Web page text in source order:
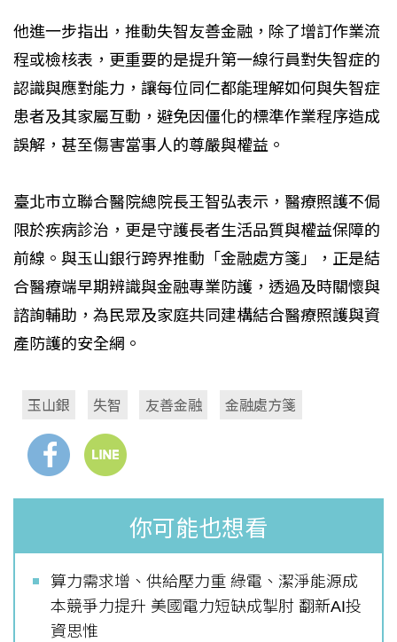
他進一步指出，推動失智友善金融，除了增訂作業流
程或檢核表，更重要的是提升第一線行員對失智症的
認識與應對能力，讓每位同仁都能理解如何與失智症
患者及其家屬互動，避免因僵化的標準作業程序造成
誤解，甚至傷害當事人的尊嚴與權益。
臺北市立聯合醫院總院長王智弘表示，醫療照護不侷
限於疾病診治，更是守護長者生活品質與權益保障的
前線。與玉山銀行跨界推動「金融處方箋」，正是結
合醫療端早期辨識與金融專業防護，透過及時關懷與
諮詢輔助，為民眾及家庭共同建構結合醫療照護與資
產防護的安全網。
玉山銀 失智 友善金融 金融處方箋
你可能也想看
算力需求增、供給壓力重 綠電、潔淨能源成
本競爭力提升 美國電力短缺成掣肘 翻新AI投
資思惟